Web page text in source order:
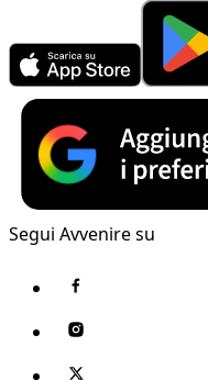
Segui Avvenire su